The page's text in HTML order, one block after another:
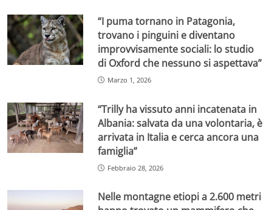
“I puma tornano in Patagonia,
trovano i pinguini e diventano
improvvisamente sociali: lo studio
di Oxford che nessuno si aspettava”
Marzo 1, 2026
“Trilly ha vissuto anni incatenata in
Albania: salvata da una volontaria, è
arrivata in Italia e cerca ancora una
famiglia”
Febbraio 28, 2026
Nelle montagne etiopi a 2.600 metri